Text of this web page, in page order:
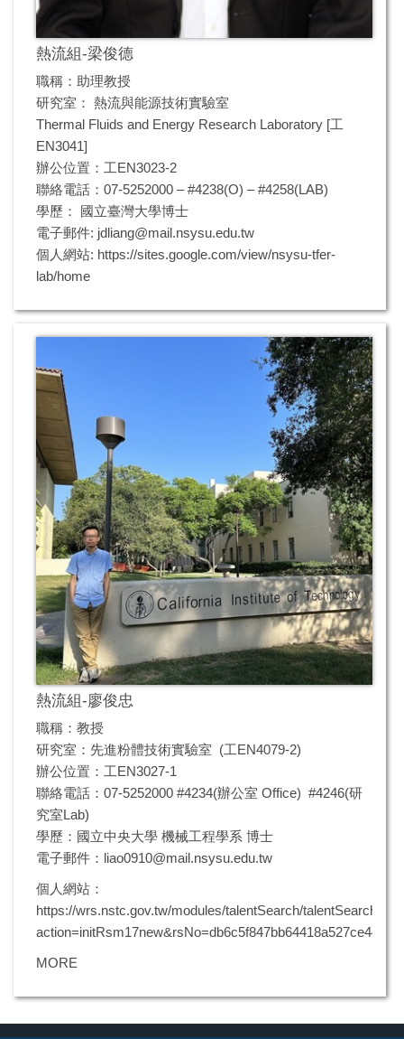
熱流組-梁俊德
職稱：助理教授
研究室： 熱流與能源技術實驗室
Thermal Fluids and Energy Research Laboratory [工
EN3041]
辦公位置：工EN3023-2
聯絡電話：07-5252000 – #4238(O) – #4258(LAB)
學歷： 國立臺灣大學博士
電子郵件: jdliang@mail.nsysu.edu.tw
個人網站: https://sites.google.com/view/nsysu-tfer-
lab/home
熱流組-廖俊忠
職稱：教授
研究室：先進粉體技術實驗室 (工EN4079-2)
辦公位置：工EN3027-1
聯絡電話：07-5252000 #4234(辦公室 Office) #4246(研
究室Lab)
學歷：國立中央大學 機械工程學系 博士
電子郵件： liao0910@mail.nsysu.edu.tw
個人網站：
https://wrs.nstc.gov.tw/modules/talentSearch/talentSearch.do?
MORE